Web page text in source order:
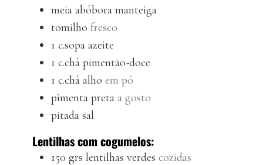
meia abóbora manteiga
tomilho fresco
1 c.sopa azeite
1 c.chá pimentão-doce
1 c.chá alho em pó
pimenta preta a gosto
pitada sal
Lentilhas com cogumelos:
150 grs lentilhas verdes cozidas